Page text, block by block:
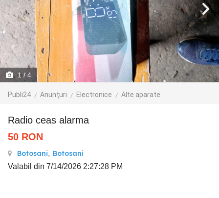
1/ 4
Publi24 Anunțuri Electronice Alte aparate
Radio ceas alarma
50 RON
Botosani, Botosani
Valabil din 7/14/2026 2:27:28 PM